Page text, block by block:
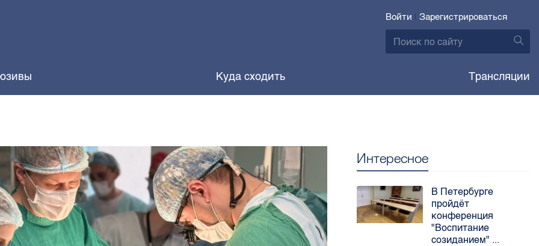
Войти | Зарегистрироваться
Куда сходить Трансляции
Интересное
В Петербурге
пройдёт
конференция
"Воспитание
созиданием" ...